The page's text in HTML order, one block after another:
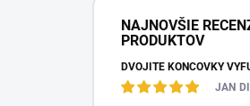
NAJNOVŠIE
PRODUKTOV
JAN